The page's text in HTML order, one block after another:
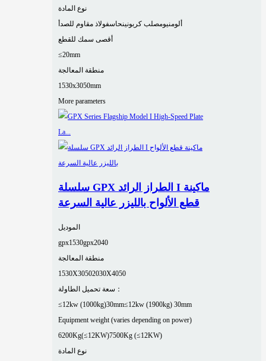
نوع المادة
ألومنيومصلب كربونينحاسفولاذ مقاوم للصدأ
أقصى سمك للقطع
≤20mm
منطقة المعالجة
1530x3050mm
More parameters
سلسلة GPX الطراز الرائد I ماكينة
قطع الألواح بالليزر عالية السرعة
الموديل
gpx1530gpx2040
منطقة المعالجة
1530X30502030X4050
سعة تحميل الطاولة：
≤12kw (1000kg)30mm≤12kw (1900kg) 30mm
Equipment weight (varies depending on power)
6200Kg(≤12KW)7500Kg (≤12KW)
نوع المادة